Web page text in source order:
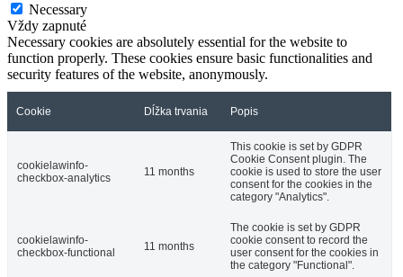
Necessary
Vždy zapnuté
Necessary cookies are absolutely essential for the website to
function properly. These cookies ensure basic functionalities and
security features of the website, anonymously.
Cookie Dĺžka trvania Popis
cookielawinfo-
checkbox-analytics
11 months
This cookie is set by GDPR
Cookie Consent plugin. The
cookie is used to store the user
consent for the cookies in the
category "Analytics".
cookielawinfo-
checkbox-functional
11 months
The cookie is set by GDPR
cookie consent to record the
user consent for the cookies in
the category "Functional".